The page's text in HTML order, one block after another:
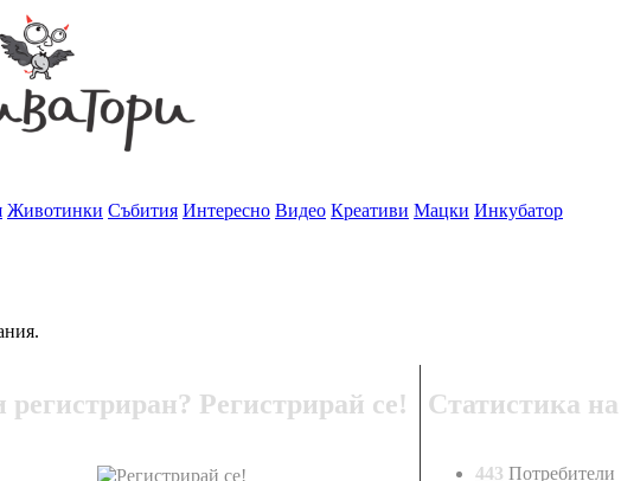
Животинки Събития Интересно Видео Креативи Мацки Инкубатор
регистриран? Регистрирай се! Статистика
443 Потребители